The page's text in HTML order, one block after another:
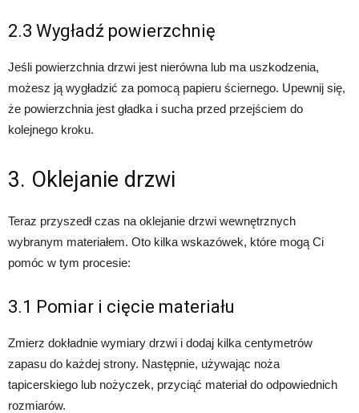
2.3 Wygładź powierzchnię
Jeśli powierzchnia drzwi jest nierówna lub ma uszkodzenia,
możesz ją wygładzić za pomocą papieru ściernego. Upewnij się,
że powierzchnia jest gładka i sucha przed przejściem do
kolejnego kroku.
3. Oklejanie drzwi
Teraz przyszedł czas na oklejanie drzwi wewnętrznych
wybranym materiałem. Oto kilka wskazówek, które mogą Ci
pomóc w tym procesie:
3.1 Pomiar i cięcie materiału
Zmierz dokładnie wymiary drzwi i dodaj kilka centymetrów
zapasu do każdej strony. Następnie, używając noża
tapicerskiego lub nożyczek, przyciąć materiał do odpowiednich
rozmiarów.